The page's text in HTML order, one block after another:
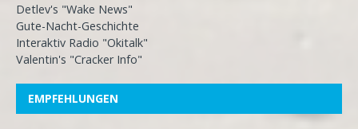
Detlev's "Wake News"
Gute-Nacht-Geschichte
Interaktiv Radio "Okitalk"
Valentin's "Cracker Info"
EMPFEHLUNGEN